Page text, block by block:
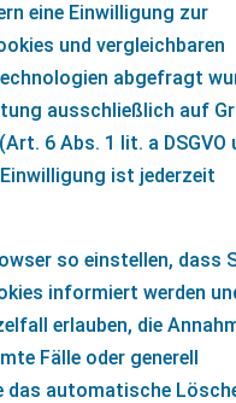
eine Einwilligung zur
und vergleichbaren
abgefragt
ausschließlich auf
6 Abs. 1 lit. a DSGVO
Einwilligung ist jederzeit
so einstellen, dass
informiert werden
erlauben, die
Fälle oder generell
das automatische